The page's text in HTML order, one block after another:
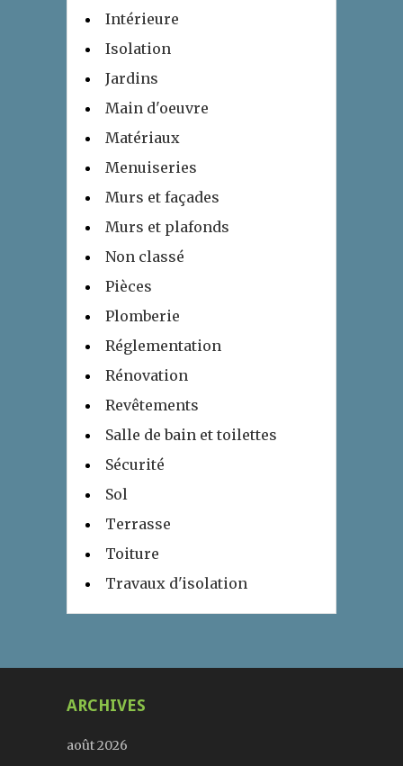
Intérieure
Isolation
Jardins
Main d'oeuvre
Matériaux
Menuiseries
Murs et façades
Murs et plafonds
Non classé
Pièces
Plomberie
Réglementation
Rénovation
Revêtements
Salle de bain et toilettes
Sécurité
Sol
Terrasse
Toiture
Travaux d'isolation
ARCHIVES
août 2026